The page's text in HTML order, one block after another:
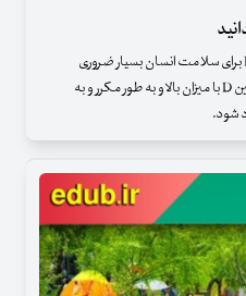
توجه کنید که هرچند تامین ویتامین D برای سلامت انسان بسیار ضروری
است اما استفاده از قرص و آمپول ویتامین D با میزان بالا و به طور مکرر و به
شود.